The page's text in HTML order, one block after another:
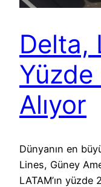
Delta,
Yüzde
Alıyor
Dünyanın en
Lines, Güney
LATAM’ın